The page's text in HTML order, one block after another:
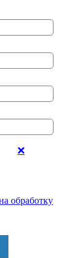
❌
обработку